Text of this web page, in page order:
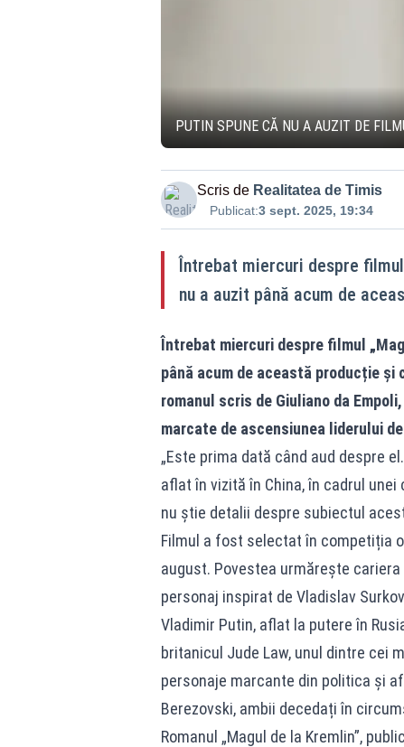
PUTIN SPUNE CĂ NU A AUZIT DE
Scris de Realitatea de Timis
Publicat:3 sept. 2025, 19:34
Întrebat miercuri despre
nu a auzit până acum de
Întrebat miercuri despre filmul
până acum de această producție
romanul scris de Giuliano da
marcate de ascensiunea liderului
„Este prima dată când aud despre
aflat în vizită în China, în cadrul
nu știe detalii despre subiectul
Filmul a fost selectat în competiția
august. Povestea urmărește
personaj inspirat de Vladislav
Vladimir Putin, aflat la putere în
britanicul Jude Law, unul dintre cei
personaje marcante din politica și
Berezovski, ambii decedați în
Romanul „Magul de la Kremlin”,